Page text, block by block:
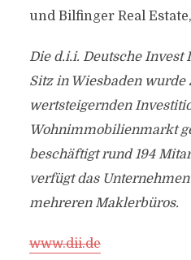
und Bilfinger Real
Die d.i.i. Deutsche
Sitz in Wiesbaden
wertsteigernden
Wohnimmobilienmarkt
beschäftigt rund 194
verfügt das
mehreren Maklerbüros.
www.dii.de